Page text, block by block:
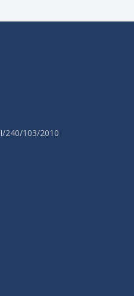
240/103/2010